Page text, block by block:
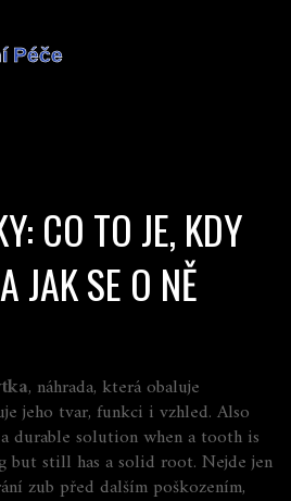
CO TO JE, KDY
JAK SE O NĚ
, náhrada, která obaluje
jeho tvar, funkci i vzhled. Also
durable solution when a tooth is
but still has a solid root. Nejde jen
zub před dalším poškozením,